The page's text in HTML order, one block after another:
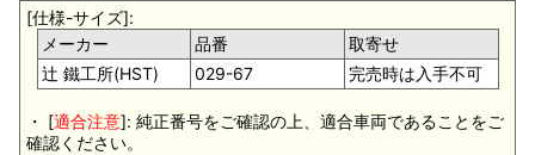
[仕様-サイズ]:
メーカー
品番
取寄せ
辻 鐵工所(HST)
029-67 完売時は入手不可
・ [適合注意]: 純正番号をご確認の上、適合車両であることをご
確認ください。